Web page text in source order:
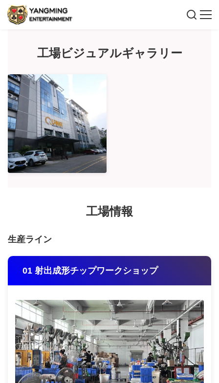
工場ビジュアルギャラリー
工場情報
生産ライン
01 射出成形チップワークショップ